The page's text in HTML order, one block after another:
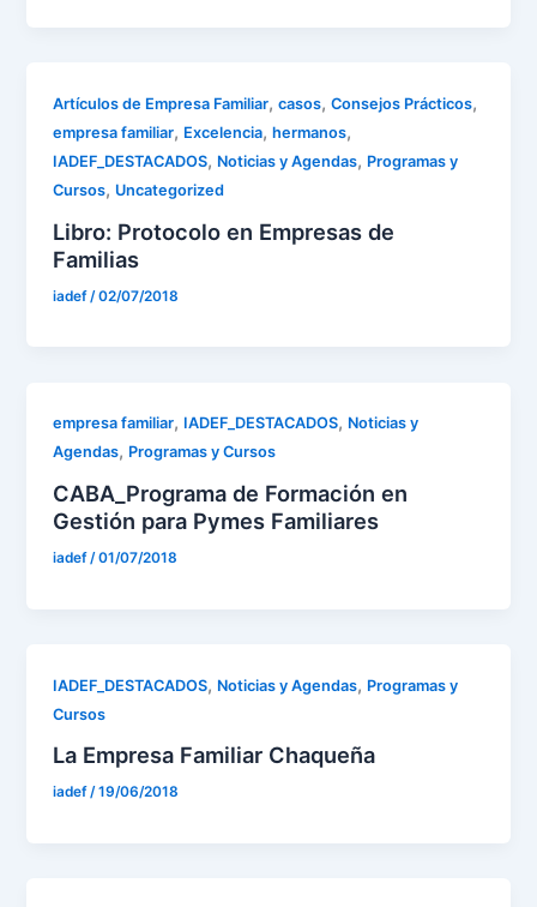
Artículos de Empresa Familiar,casos,Consejos Prácticos,
empresa familiar, Excelencia,hermanos,
IADEF_DESTACADOS, Noticias y Agendas, Programas y
Cursos, Uncategorized
Libro: Protocolo en Empresas de
Familias
iadef /02/07/2018
empresa familiar, IADEF_DESTACADOS, Noticias y
Agendas, Programas y Cursos
CABA_Programa de Formación en
Gestión para Pymes Familiares
iadef/01/07/2018
IADEF_DESTACADOS, Noticias y Agendas, Programas y
Cursos
La Empresa Familiar Chaqueña
iadef/19/06/2018